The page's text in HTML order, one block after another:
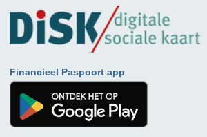
Financieel Paspoort app